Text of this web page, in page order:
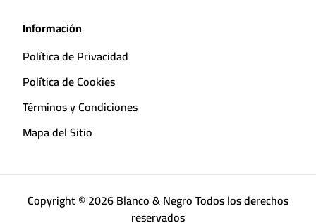
Información
Política de Privacidad
Política de Cookies
Términos y Condiciones
Mapa del Sitio
Copyright © 2026 Blanco & Negro Todos los derechos
reservados